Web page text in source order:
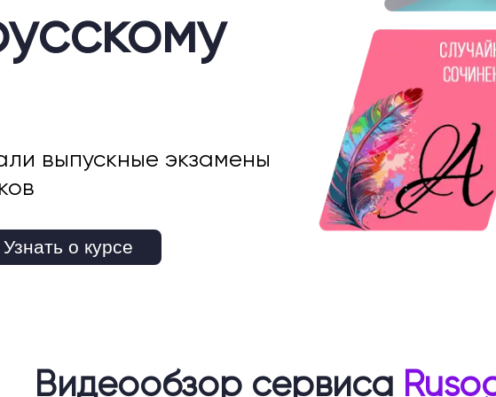
выпускные экзамены
Узнать о курсе
Видеообзор сервиса